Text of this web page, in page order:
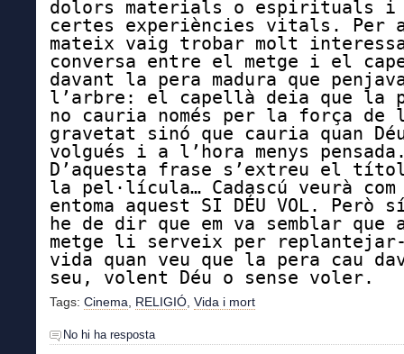
dolors materials o espirituals i
certes experiències vitals. Per
mateix vaig trobar molt
conversa entre el metge i el
davant la pera madura que
l’arbre: el capellà deia que la
no cauria només per la força de
gravetat sinó que cauria quan
volgués i a l’hora menys
D’aquesta frase s’extreu el
la pel·lícula… Cadascú veurà com
entoma aquest SI DÉU VOL. Però
he de dir que em va semblar que
metge li serveix per
vida quan veu que la pera cau
seu, volent Déu o sense voler.
Tags: Cinema, RELIGIÓ, Vida i mort
No hi ha resposta